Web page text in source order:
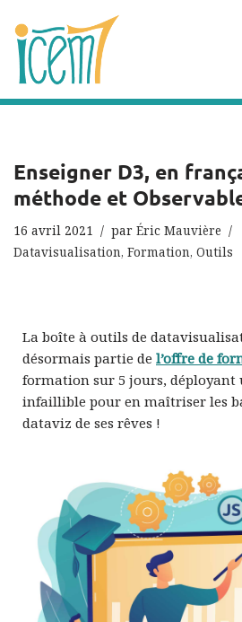
Aller
au
Enseigner D3, en
méthode et
16 avril 2021 par Éric Mauvière
Datavisualisation, Formation, Outils
La boîte à outils de
désormais partie de l’offre de
formation sur 5 jours, déployant
infaillible pour en maîtriser les
dataviz de ses rêves !